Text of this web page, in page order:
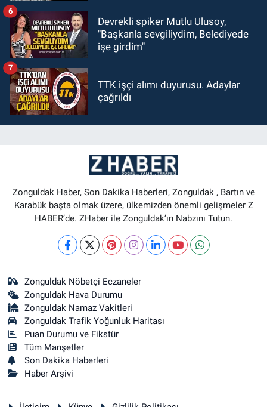
Devrekli spiker Mutlu Ulusoy,
"Başkanla sevgiliydim, Belediyede
işe girdim"
6
TTK işçi alımı duyurusu. Adaylar
çağrıldı
7
Zonguldak Haber, Son Dakika Haberleri, Zonguldak , Bartın ve
Karabük başta olmak üzere, ülkemizden önemli gelişmeler Z
HABER’de. ZHaber ile Zonguldak’ın Nabzını Tutun.
Zonguldak Nöbetçi Eczaneler
Zonguldak Hava Durumu
Zonguldak Namaz Vakitleri
Zonguldak Trafik Yoğunluk Haritası
Puan Durumu ve Fikstür
Tüm Manşetler
Son Dakika Haberleri
Haber Arşivi